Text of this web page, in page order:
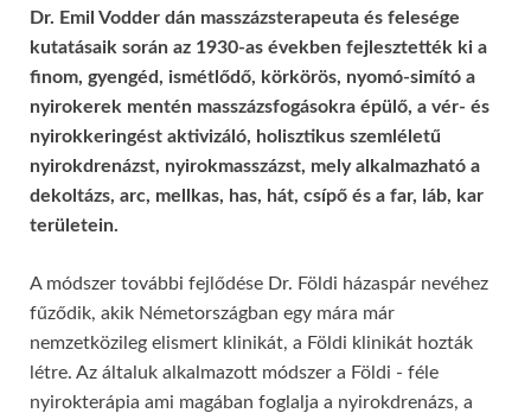
Dr. Emil Vodder dán masszázsterapeuta és felesége
kutatásaik során az 1930-as években fejlesztették ki a
finom, gyengéd, ismétlődő, körkörös, nyomó-simító a
nyirokerek mentén masszázsfogásokra épülő, a vér- és
nyirokkeringést aktivizáló, holisztikus szemléletű
nyirokdrenázst, nyirokmasszázst, mely alkalmazható a
dekoltázs, arc, mellkas, has, hát, csípő és a far, láb, kar
területein.
A módszer további fejlődése Dr. Földi házaspár nevéhez
fűződik, akik Németországban egy mára már
nemzetközileg elismert klinikát, a Földi klinikát hozták
létre. Az általuk alkalmazott módszer a Földi - féle
nyirokterápia ami magában foglalja a nyirokdrenázs, a